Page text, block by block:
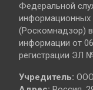
Федеральной
информационных
(Роскомнадзор)
информации от
регистрации ЭЛ
Учредитель: